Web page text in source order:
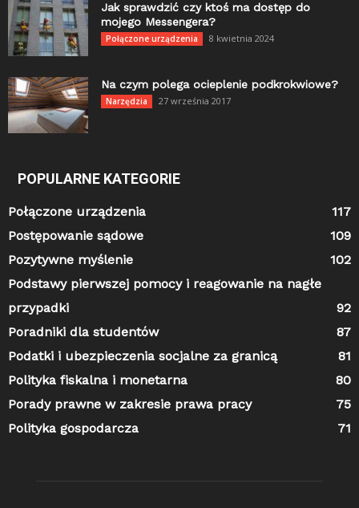
Jak sprawdzić czy ktoś ma dostęp do
mojego Messengera?
Połączone urządzenia 8 kwietnia 2024
Na czym polega ocieplenie podkrokwiowe?
Narzędzia 27 września 2017
POPULARNE KATEGORIE
Połączone urządzenia
117
Postępowanie sądowe
109
Pozytywne myślenie
102
Podstawy pierwszej pomocy i reagowanie na nagłe
przypadki
92
Poradniki dla studentów
87
Podatki i ubezpieczenia socjalne za granicą
81
Polityka fiskalna i monetarna
80
Porady prawne w zakresie prawa pracy
75
Polityka gospodarcza
71